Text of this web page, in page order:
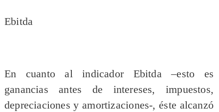
Ebitda
En cuanto al indicador Ebitda –esto es
ganancias antes de intereses, impuestos,
depreciaciones y amortizaciones-, éste alcanzó